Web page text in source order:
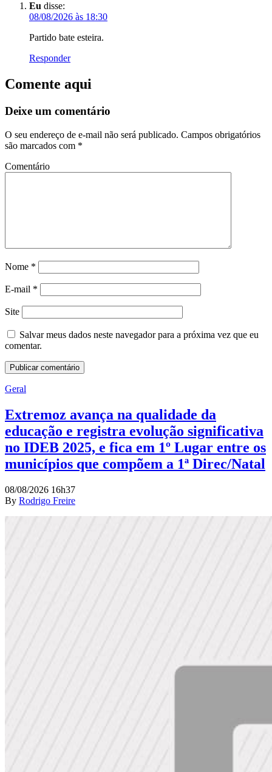
Eu disse:
08/08/2026 às 18:30
Partido bate esteira.
Responder
Comente aqui
Deixe um comentário
O seu endereço de e-mail não será publicado. Campos obrigatórios
são marcados com *
Comentário
Nome *
E-mail *
Site
Salvar meus dados neste navegador para a próxima vez que eu
comentar.
Geral
Extremoz avança na qualidade da
educação e registra evolução significativa
no IDEB 2025, e fica em 1º Lugar entre os
municípios que compõem a 1ª Direc/Natal
08/08/2026 16h37
By Rodrigo Freire